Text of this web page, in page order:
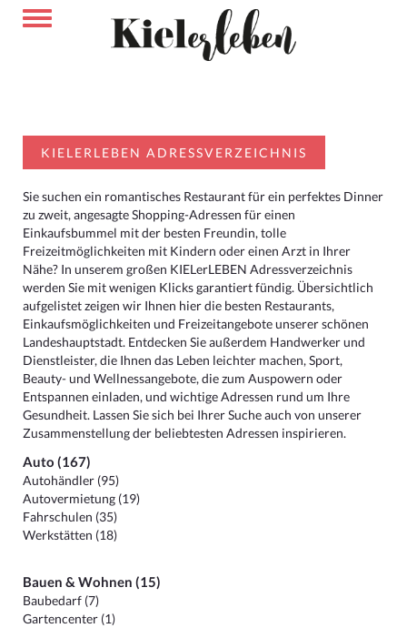
KIELERLEBEN ADRESSVERZEICHNIS
Sie suchen ein romantisches Restaurant für ein perfektes Dinner
zu zweit, angesagte Shopping-Adressen für einen
Einkaufsbummel mit der besten Freundin, tolle
Freizeitmöglichkeiten mit Kindern oder einen Arzt in Ihrer
Nähe? In unserem großen KIELerLEBEN Adressverzeichnis
werden Sie mit wenigen Klicks garantiert fündig. Übersichtlich
aufgelistet zeigen wir Ihnen hier die besten Restaurants,
Einkaufsmöglichkeiten und Freizeitangebote unserer schönen
Landeshauptstadt. Entdecken Sie außerdem Handwerker und
Dienstleister, die Ihnen das Leben leichter machen, Sport,
Beauty- und Wellnessangebote, die zum Auspowern oder
Entspannen einladen, und wichtige Adressen rund um Ihre
Gesundheit. Lassen Sie sich bei Ihrer Suche auch von unserer
Zusammenstellung der beliebtesten Adressen inspirieren.
Auto (167)
Autohändler (95)
Autovermietung (19)
Fahrschulen (35)
Werkstätten (18)
Bauen & Wohnen (15)
Baubedarf (7)
Gartencenter (1)